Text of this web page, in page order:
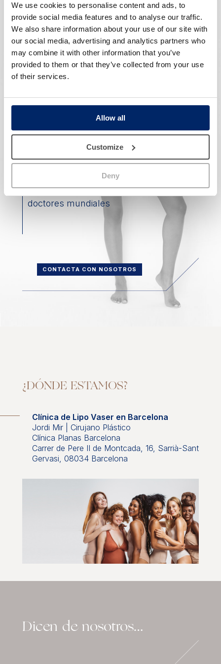
We use cookies to personalise content and ads, to
provide social media features and to analyse our traffic.
We also share information about your use of our site with
our social media, advertising and analytics partners who
may combine it with other information that you’ve
provided to them or that they’ve collected from your use
of their services.
Allow all
Customize
Deny
Resultados que otorgan confianzaen
nuestros pacientes
Expertoformador de cirugía plástica en
Europa
15 años avalan nuestra
Nuestro secreto es un granequipo
Invertimos en lastécnicas más
avanzadas
Hacemos un rigurososeguimiento
Formacióncontinuada con los mejores
doctores mundiales
CONTACTA CON NOSOTROS
¿DÓNDE ESTAMOS?
Clínica de Lipo Vaser en Barcelona
Jordi Mir | Cirujano Plástico
Clínica Planas Barcelona
Carrer de Pere II de Montcada, 16, Sarrià-Sant
Gervasi, 08034 Barcelona
Dicen de nosotros…